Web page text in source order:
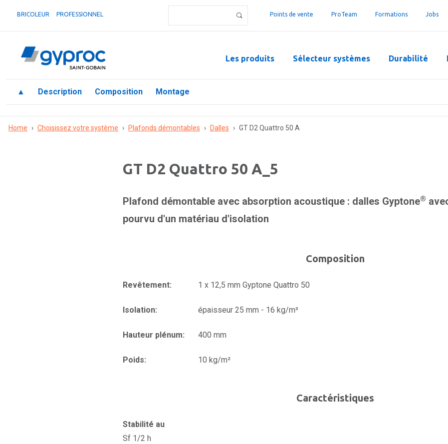
BRICOLEUR PROFESSIONNEL Points de vente ProTeam Formations Jobs
Les produits Sélecteur systèmes Durabilité
▲ Description Composition Montage
Home › Choisissez votre système › Plafonds démontables › Dalles › GT D2 Quattro 50 A
GT D2 Quattro 50 A_5
Plafond démontable avec absorption acoustique : dalles Gyptone®
pourvu d'un matériau d'isolation
Composition
Revêtement: 1 x 12,5 mm Gyptone Quattro 50
Isolation: épaisseur 25 mm - 16 kg/m³
Hauteur plénum: 400 mm
Poids: 10 kg/m²
Caractéristiques
Stabilité au
Sf 1/2 h